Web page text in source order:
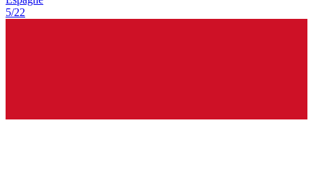
5/22